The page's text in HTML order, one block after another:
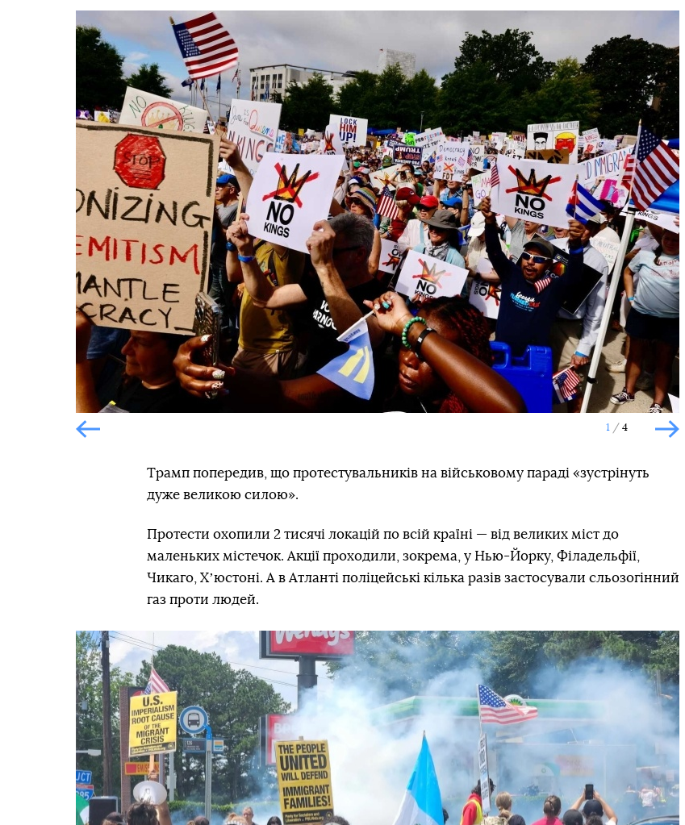
1 4
Попередній слайд Наступний слайд
Трамп попередив, що протестувальників на військовому параді «зустрінуть
дуже великою силою».
Протести охопили 2 тисячі локацій по всій країні — від великих міст до
маленьких містечок. Акції проходили, зокрема, у Нью-Йорку, Філадельфії,
Чикаго, Хʼюстоні. А в Атланті поліцейські кілька разів застосували сльозогінний
газ проти людей.